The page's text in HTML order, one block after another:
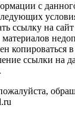
с
ссылку на
копироваться
ссылки на